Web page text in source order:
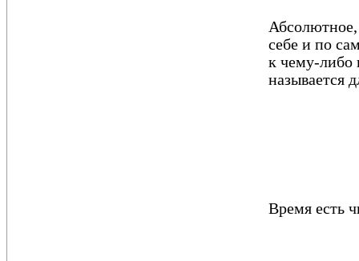
себе и по
к чему-либо
называется
Время есть